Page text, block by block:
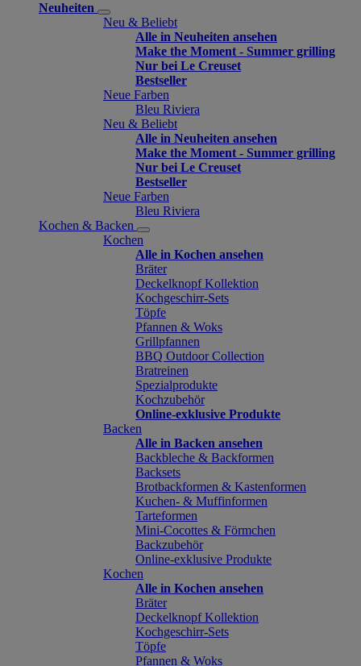
Neuheiten
Neu & Beliebt
Alle in Neuheiten ansehen
Make the Moment - Summer grilling
Nur bei Le Creuset
Bestseller
Neue Farben
Bleu Riviera
Neu & Beliebt
Alle in Neuheiten ansehen
Make the Moment - Summer grilling
Nur bei Le Creuset
Bestseller
Neue Farben
Bleu Riviera
Kochen & Backen
Kochen
Alle in Kochen ansehen
Bräter
Deckelknopf Kollektion
Kochgeschirr-Sets
Töpfe
Pfannen & Woks
Grillpfannen
BBQ Outdoor Collection
Bratreinen
Spezialprodukte
Kochzubehör
Online-exklusive Produkte
Backen
Alle in Backen ansehen
Backbleche & Backformen
Backsets
Brotbackformen & Kastenformen
Kuchen- & Muffinformen
Tarteformen
Mini-Cocottes & Förmchen
Backzubehör
Online-exklusive Produkte
Kochen
Alle in Kochen ansehen
Bräter
Deckelknopf Kollektion
Kochgeschirr-Sets
Töpfe
Pfannen & Woks